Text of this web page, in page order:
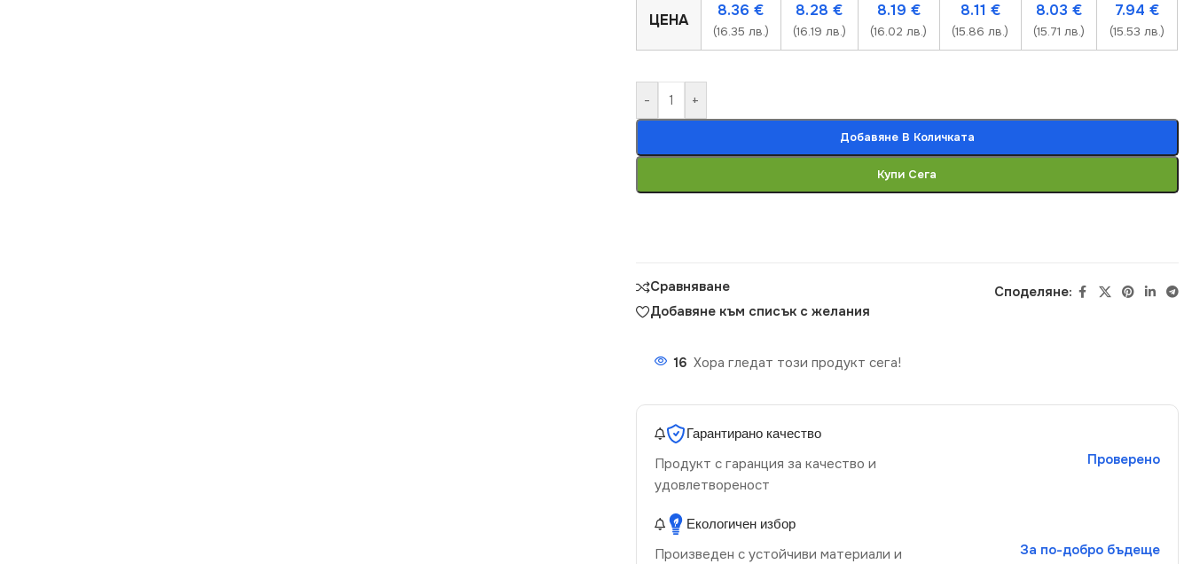
ЦЕНА
8.36€
(16.35 лв.)
8.28€
(16.19 лв.)
8.19 €
(16.02 лв.)
8.11 €
(15.86 лв.)
8.03 €
(15.71 лв.)
7.94 €
(15.53 лв.)
- +
Добавяне В Количката
Купи Сега
Сравняване
Добавяне към списък с желания
Споделяне:
16 Хора гледат този продукт сега!
Гарантирано качество
Продукт с гаранция за качество и
удовлетвореност
Проверено
Екологичен избор
Произведен с устойчиви материали и
За по-добро бъдеще